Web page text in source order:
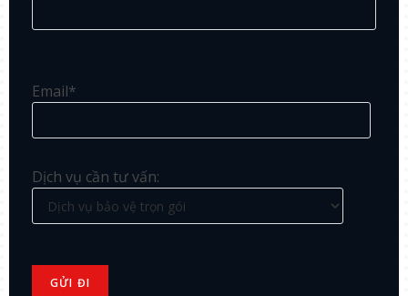
Email*
Dịch vụ cần tư vấn: